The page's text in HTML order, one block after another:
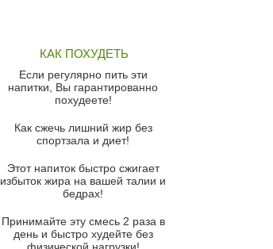
красного перца
Парижский луковый суп
Суп из спаржи и горошка с
Суп-крем из цветной капусты
Французский луковый суп
Суп из баклажанов с моцареллой
Грибной крем-суп с кростини с
козьим сыром
КАК ПОХУДЕТЬ
Если регулярно пить эти
напитки, Вы гарантированно
похудеете!
Как сжечь лишний жир без
спортзала и диет!
Этот напиток быстро сжигает
избыток жира на вашей талии и
бедрах!
Принимайте эту смесь 2 раза в
день и быстро худейте без